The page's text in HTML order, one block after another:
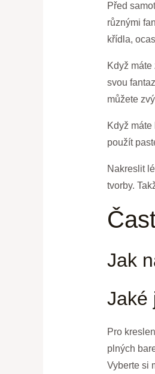
Před
různými
křídla,
Když
svou
můžete
Když
použít
Nakreslit
tvorby.
Jak
Jaké
Pro
plných
Vyberte si